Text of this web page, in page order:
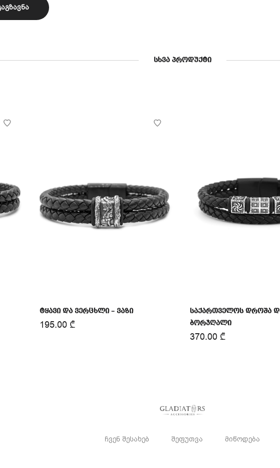
ᲡᲮᲕᲐ ᲞᲠᲝᲓᲣᲥᲢᲘ
ტყავი და ვერცხლი – ვაზი
195.00 ₾
საქართველოს დროშა
ბორჯღალი
370.00 ₾
ჩვენ შესახებ შეფუთვა მიწოდება